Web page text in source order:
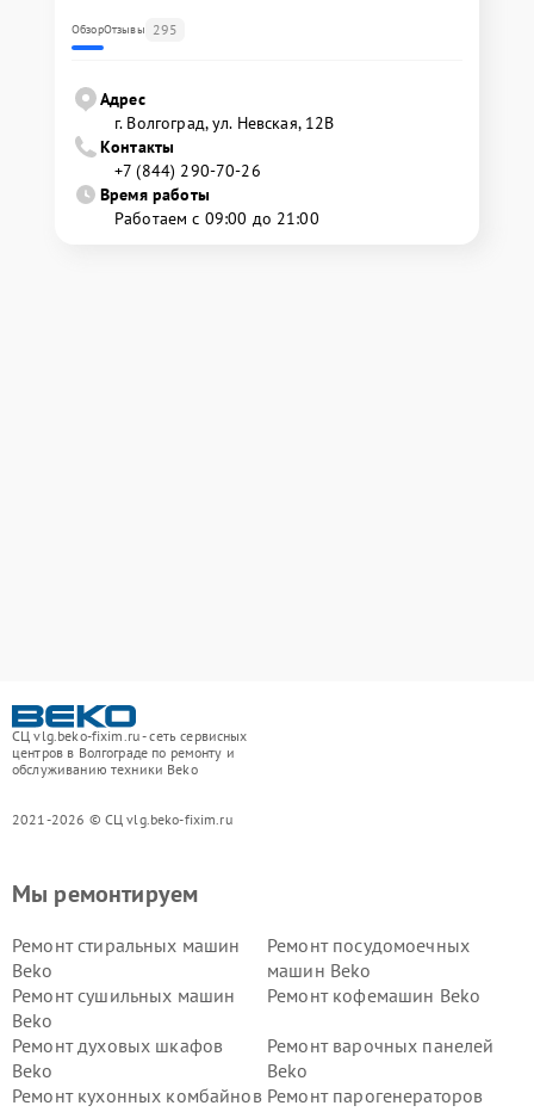
ОбзорОтзывы 295
Адрес
г. Волгоград, ул. Невская, 12В
Контакты
+7 (844) 290-70-26
Время работы
Работаем с 09:00 до 21:00
СЦ vlg.beko-fixim.ru - сеть сервисных
центров в Волгограде по ремонту и
обслуживанию техники Beko
2021-2026 © СЦ vlg.beko-fixim.ru
Мы ремонтируем
Ремонт стиральных машин
Beko
Ремонт посудомоечных
машин Beko
Ремонт сушильных машин
Beko
Ремонт кофемашин Beko
Ремонт духовых шкафов
Beko
Ремонт варочных панелей
Beko
Ремонт кухонных комбайнов Ремонт парогенераторов